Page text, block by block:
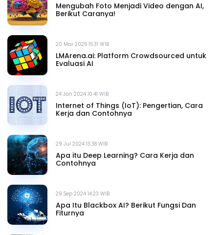
Mengubah Foto Menjadi Video dengan AI,
Berikut Caranya!
20 Mar 2025 15.31 WIB
LMArena.ai: Platform Crowdsourced untuk
Evaluasi AI
24 Jan 2024 10.41 WIB
Internet of Things (IoT): Pengertian, Cara
Kerja dan Contohnya
29 Jul 2024 13.38 WIB
Apa itu Deep Learning? Cara Kerja dan
Contohnya
29 Sep 2024 14.23 WIB
Apa Itu Blackbox AI? Berikut Fungsi Dan
Fiturnya